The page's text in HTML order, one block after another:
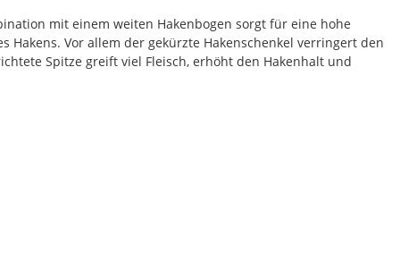
mit einem weiten Hakenbogen sorgt für eine hohe
Vor allem der gekürzte Hakenschenkel verringert den
Spitze greift viel Fleisch, erhöht den Hakenhalt und